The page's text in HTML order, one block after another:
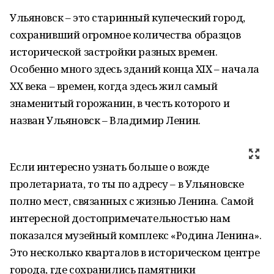
Ульяновск – это старинный купеческий город,
сохранивший огромное количества образцов
исторической застройки разных времен.
Особенно много здесь зданий конца XIX – начала
XX века – времен, когда здесь жил самый
знаменитый горожанин, в честь которого и
назван Ульяновск – Владимир Ленин.
Если интересно узнать больше о вожде
пролетариата, то ты по адресу – в Ульяновске
полно мест, связанных с жизнью Ленина. Самой
интересной достопримечательностью нам
показался музейный комплекс «Родина Ленина».
Это несколько кварталов в историческом центре
города, где сохранились памятники